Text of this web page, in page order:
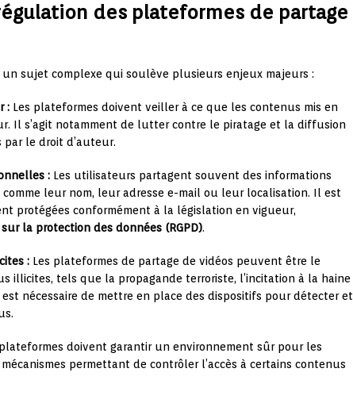
des plateformes de partage
sujet complexe qui soulève plusieurs enjeux majeurs :
: Les plateformes doivent veiller à ce que les contenus mis en
Il s’agit notamment de lutter contre le piratage et la diffusion
le droit d’auteur.
: Les utilisateurs partagent souvent des informations
leur nom, leur adresse e-mail ou leur localisation. Il est
protégées conformément à la législation en vigueur,
la protection des données (RGPD).
: Les plateformes de partage de vidéos peuvent être le
illicites, tels que la propagande terroriste, l’incitation à la haine
nécessaire de mettre en place des dispositifs pour détecter et
doivent garantir un environnement sûr pour les
permettant de contrôler l’accès à certains contenus